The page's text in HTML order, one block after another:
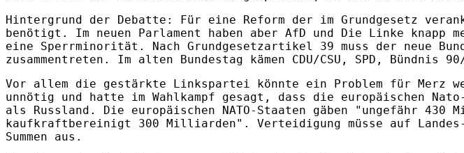
Hintergrund der Debatte: Für eine Reform der im Grundgesetz
benötigt. Im neuen Parlament haben aber AfD und Die Linke
eine Sperrminorität. Nach Grundgesetzartikel 39 muss der neue
zusammentreten. Im alten Bundestag kämen CDU/CSU, SPD,
Vor allem die gestärkte Linkspartei könnte ein Problem für Merz
unnötig und hatte im Wahlkampf gesagt, dass die europäischen
als Russland. Die europäischen NATO-Staaten gäben "ungefähr
kaufkraftbereinigt 300 Milliarden". Verteidigung müsse auf
Summen aus.